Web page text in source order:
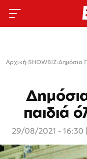
Αρχική›SHOWBIZ›Δημόσια
παιδιά
29/08/2021 - 16:30